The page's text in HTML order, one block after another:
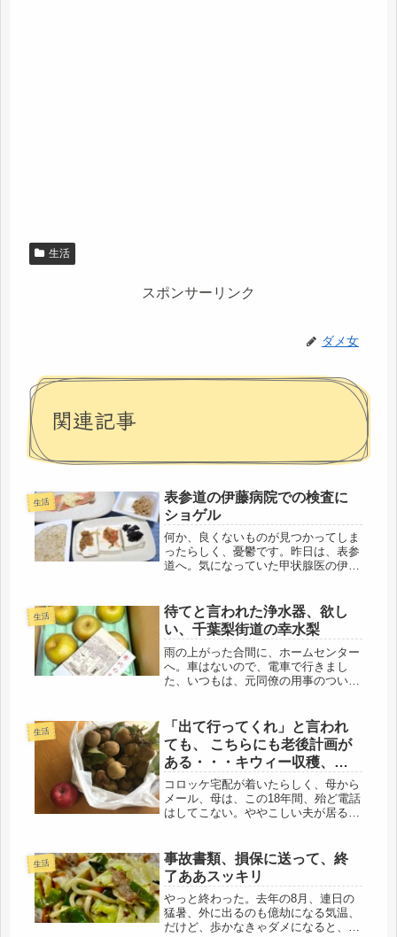
生活
スポンサーリンク
ダメ女
関連記事
生活
表参道の伊藤病院での検査に
ショゲル
何か、良くないものが見つかってしま
ったらしく、憂鬱です。昨日は、表参
道へ。気になっていた甲状腺医の伊藤
に入り、一番に血液検査、確認くん
で、結果が出るまでウロウロするコー
スだ...
生活
待てと言われた浄水器、欲し
い、千葉梨街道の幸水梨
雨の上がった合間に、ホームセンター
へ。車はないので、電車で行きまし
た、いつもは、元同僚の用事のついで
ので、（きっとよくできた奥様のおか
げだと思いますが）よく旅行に行った
り、...
生活
「出て行ってくれ」と言われ
ても、 こちらにも老後計画が
ある・・・キウィー収穫、リ
ンゴも買った。
コロッケ宅配が着いたらしく、母から
メール、母は、この18年間、殆ど電話
はしてこない。ややこしい夫が居る
と、「暑いのに、たくさんありがと
う、」「今夜、夕食にいただきます」
「そ...
生活
事故書類、損保に送って、終
了ああスッキリ
やっと終わった。去年の8月、連日の
猛暑、外に出るのも億劫になる気温、
だけど、歩かなきゃダメになると、早